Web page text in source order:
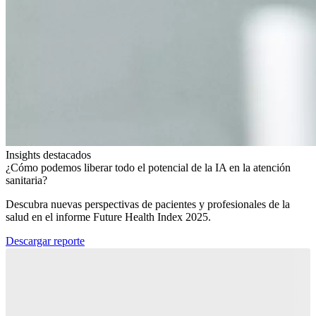
Insights destacados
¿Cómo podemos liberar todo el potencial de la IA en la atención
sanitaria?​
Descubra nuevas perspectivas de pacientes y profesionales de la
salud en el informe Future Health Index 2025.​
Descargar reporte